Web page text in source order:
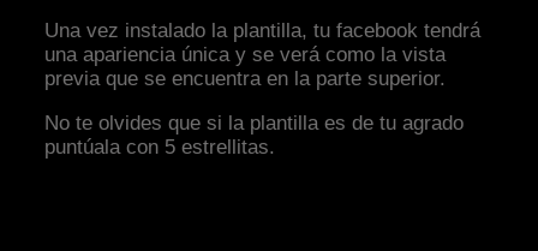
Una vez instalado la plantilla, tu facebook tendrá
una apariencia única y se verá como la vista
previa que se encuentra en la parte superior.
No te olvides que si la plantilla es de tu agrado
puntúala con 5 estrellitas.